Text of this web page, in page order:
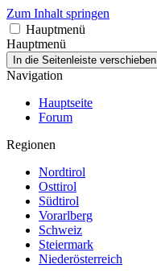
Zum Inhalt springen
Hauptmenü
Hauptmenü
In die Seitenleiste verschieben
Navigation
Hauptseite
Forum
Regionen
Nordtirol
Osttirol
Südtirol
Vorarlberg
Schweiz
Steiermark
Niederösterreich